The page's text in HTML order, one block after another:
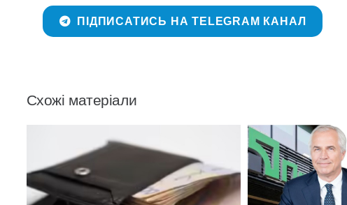
ПІДПИСАТИСЬ НА TELEGRAM КАНАЛ
Схожі матеріали